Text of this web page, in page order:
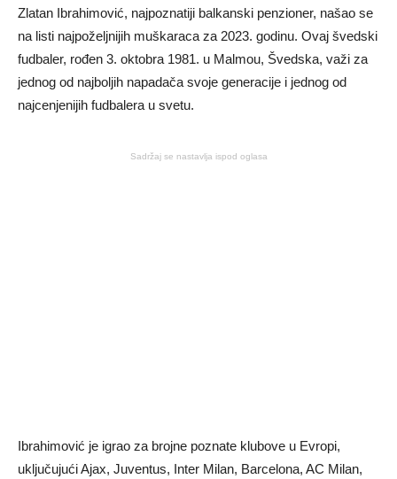
Zlatan Ibrahimović, najpoznatiji balkanski penzioner, našao se
na listi najpoželjnijih muškaraca za 2023. godinu. Ovaj švedski
fudbaler, rođen 3. oktobra 1981. u Malmou, Švedska, važi za
jednog od najboljih napadača svoje generacije i jednog od
najcenjenijih fudbalera u svetu.
Sadržaj se nastavlja ispod oglasa
Ibrahimović je igrao za brojne poznate klubove u Evropi,
uključujući Ajax, Juventus, Inter Milan, Barcelona, AC Milan,